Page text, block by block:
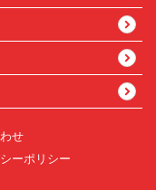
せ
ーポリシー